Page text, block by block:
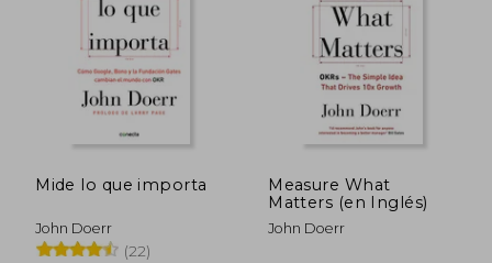
Mide lo que importa
John Doerr
(22)
Measure What
Matters (en Inglés)
John Doerr